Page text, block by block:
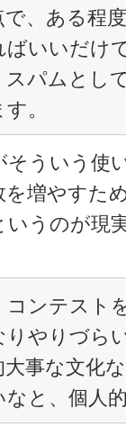
で、ある程
ばいいだけ
スパムとし
。
そういう使
を増やすた
いうのが現
コンテスト
りやりづら
大事な文化
なと、個人